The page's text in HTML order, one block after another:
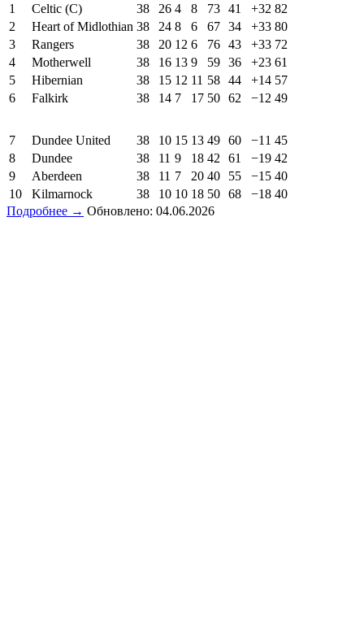
1
Celtic (C) 38 26 4 8 73 41 +32 82
2
Heart of Midlothian 38 24 8 6 67 34 +33 80
3
Rangers 38 20 12 6 76 43 +33 72
4
Motherwell 38 16 13 9 59 36 +23 61
5
Hibernian 38 15 12 11 58 44 +14 57
6
Falkirk 38 14 7 17 50 62 −12 49
7 Dundee United 38 10 15 13 49 60 −11 45
8
Dundee 38 11 9 18 42 61 −19 42
9
Aberdeen 38 11 7 20 40 55 −15 40
10
Kilmarnock 38 10 10 18 50 68 −18 40
Подробнее → Обновлено: 04.06.2026